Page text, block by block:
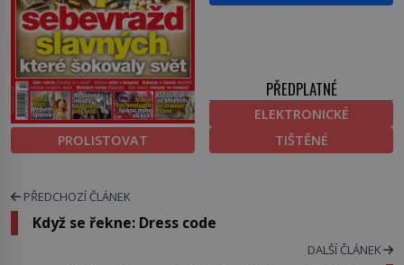
PROLISTOVAT
PŘEDPLATNÉ
ELEKTRONICKÉ
TIŠTĚNÉ
PŘEDCHOZÍ ČLÁNEK
Když se řekne: Dress code
DALŠÍ ČLÁNEK